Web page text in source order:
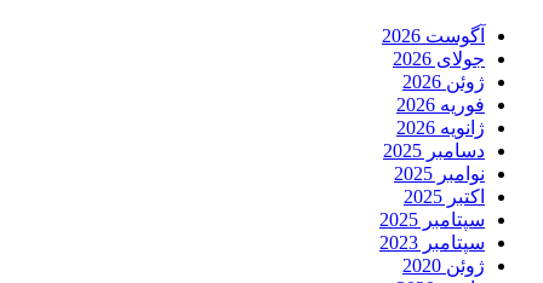
آگوست 2026
جولای 2026
ژوئن 2026
فوریه 2026
ژانویه 2026
دسامبر 2025
نوامبر 2025
اکتبر 2025
سپتامبر 2025
سپتامبر 2023
ژوئن 2020